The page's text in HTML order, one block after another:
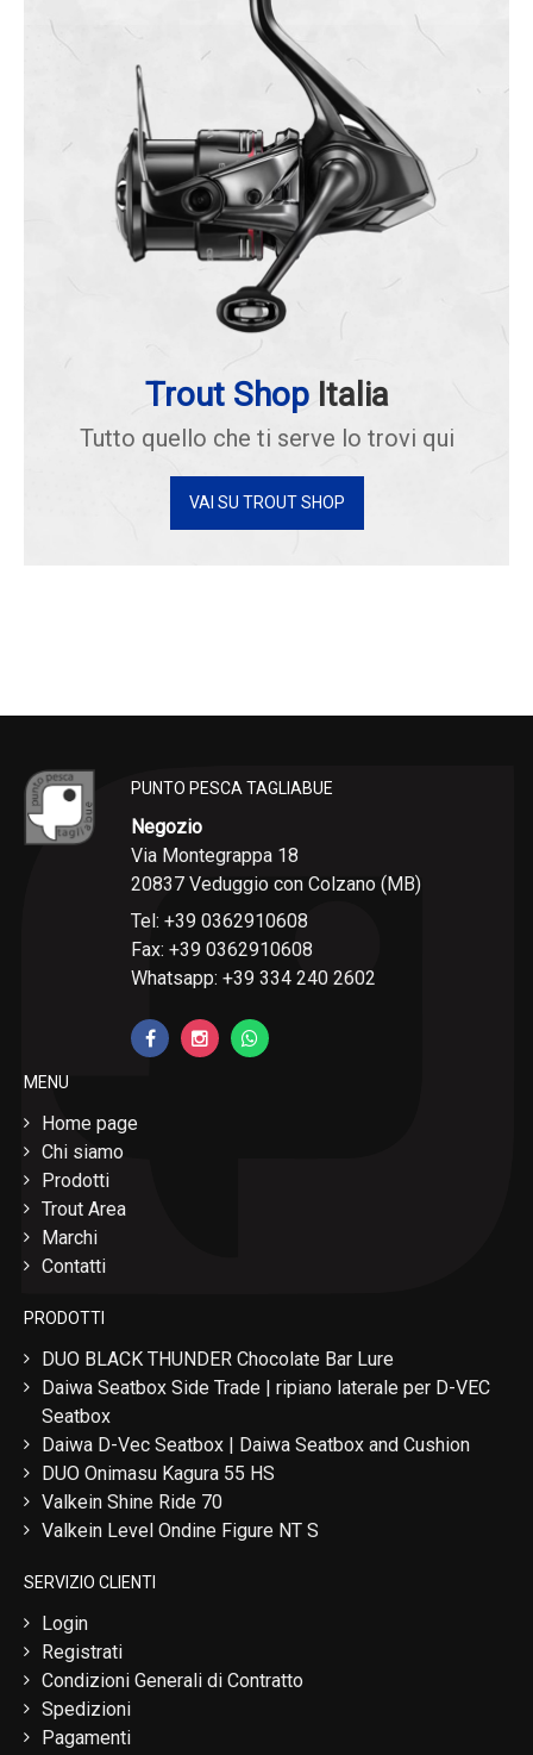
Trout ShopItalia
Tutto quello che ti serve lo trovi qui
VAI SU TROUT SHOP
PUNTO PESCA TAGLIABUE
Negozio
Via Montegrappa 18
20837 Veduggio con Colzano (MB)
Tel: +39 0362910608
Fax: +39 0362910608
Whatsapp: +39 334 240 2602
MENU
Home page
Chi siamo
Prodotti
Trout Area
Marchi
Contatti
PRODOTTI
DUO BLACK THUNDER Chocolate Bar Lure
Daiwa Seatbox Side Trade | ripiano laterale per D-VEC
Seatbox
Daiwa D-Vec Seatbox | Daiwa Seatbox and Cushion
DUO Onimasu Kagura 55 HS
Valkein Shine Ride 70
Valkein Level Ondine Figure NT S
SERVIZIO CLIENTI
Login
Registrati
Condizioni Generali di Contratto
Spedizioni
Pagamenti